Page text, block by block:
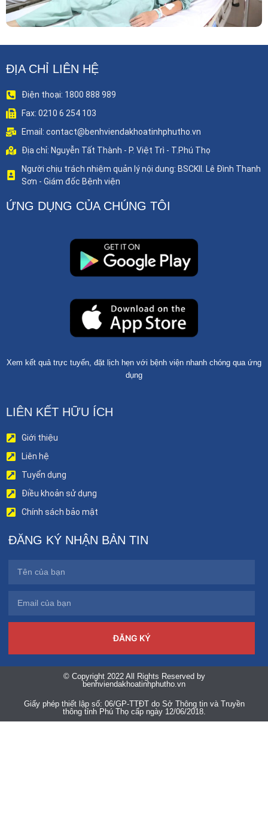
ĐỊA CHỈ LIÊN HỆ
Điện thoại: 1800 888 989
Fax: 0210 6 254 103
Email: contact@benhviendakhoatinhphutho.vn
Địa chỉ: Nguyễn Tất Thành - P. Việt Trì - T.Phú Thọ
Người chịu trách nhiệm quản lý nội dung: BSCKII. Lê Đình Thanh
Sơn - Giám đốc Bệnh viện
ỨNG DỤNG CỦA CHÚNG TÔI
Xem kết quả trực tuyến, đặt lịch hẹn với bệnh viện nhanh chóng qua ứng
dụng
LIÊN KẾT HỮU ÍCH
Giới thiệu
Liên hệ
Tuyển dụng
Điều khoản sử dụng
Chính sách bảo mật
ĐĂNG KÝ NHẬN BẢN TIN
ĐĂNG KÝ
© Copyright 2022 All Rights Reserved by
benhviendakhoatinhphutho.vn
Giấy phép thiết lập số: 06/GP-TTĐT do Sở Thông tin và Truyền
thông tỉnh Phú Thọ cấp ngày 12/06/2018.